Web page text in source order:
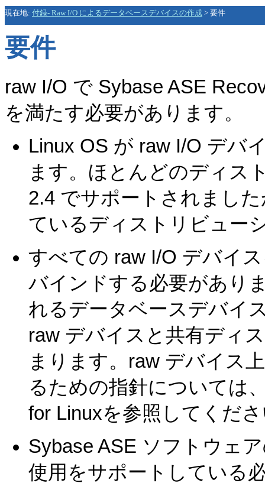
現在地: 付録- Raw I/O によるデータベースデバイスの作成 > 要件
要件
raw I/O で Sybase ASE
を満たす必要があります。
Linux OS が raw I/O デバ
ます。ほとんどのディス
2.4 でサポートされまし
ているディストリビュー
すべての raw I/O デバイ
バインドする必要があり
れるデータベースデバイ
raw デバイスと共有ディ
まります。raw デバイス
るための指針については
for Linuxを参照してくだ
Sybase ASE ソフトウェ
使用をサポートしている